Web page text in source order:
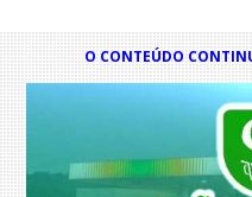
O CONTEÚDO